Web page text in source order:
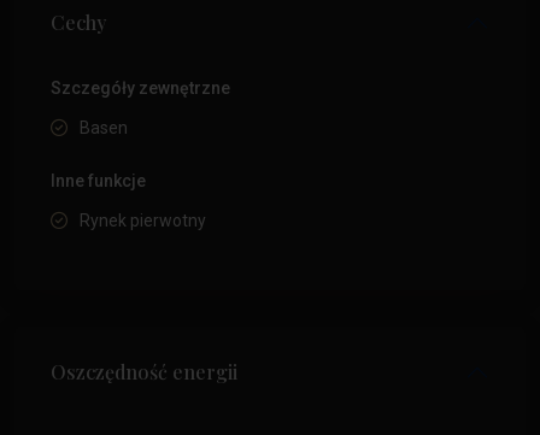
Cechy
Szczegóły zewnętrzne
Basen
Inne funkcje
Rynek pierwotny
Oszczędność energii